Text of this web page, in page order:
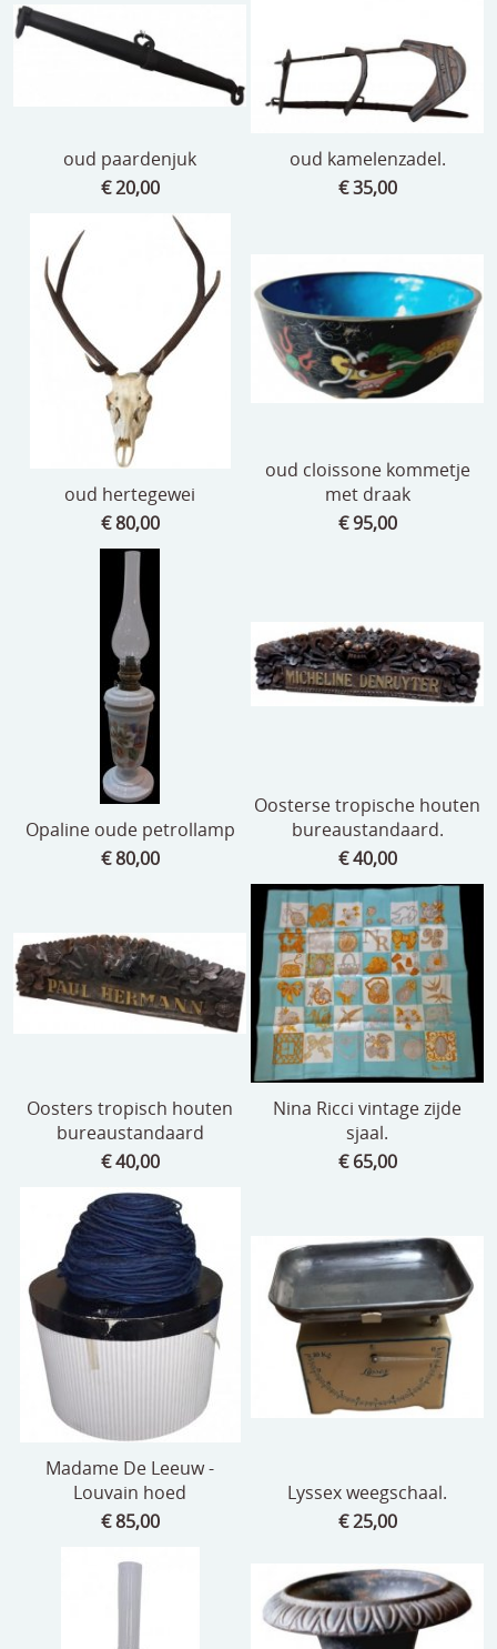
oud paardenjuk
€ 20,00
oud kamelenzadel.
€ 35,00
oud hertegewei
€ 80,00
oud cloissone kommetje
met draak
€ 95,00
Opaline oude petrollamp
€ 80,00
Oosterse tropische houten
bureaustandaard.
€ 40,00
Oosters tropisch houten
bureaustandaard
€ 40,00
Nina Ricci vintage zijde
sjaal.
€ 65,00
Madame De Leeuw -
Louvain hoed
€ 85,00
Lyssex weegschaal.
€ 25,00